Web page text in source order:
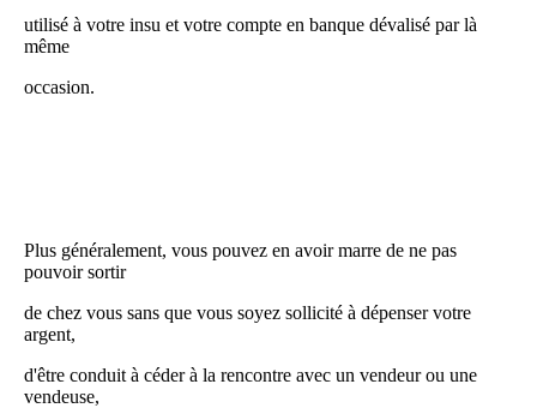
utilisé à votre insu et votre compte en banque dévalisé par là
même
occasion.
Plus généralement, vous pouvez en avoir marre de ne pas
pouvoir sortir
de chez vous sans que vous soyez sollicité à dépenser votre
argent,
d'être conduit à céder à la rencontre avec un vendeur ou une
vendeuse,